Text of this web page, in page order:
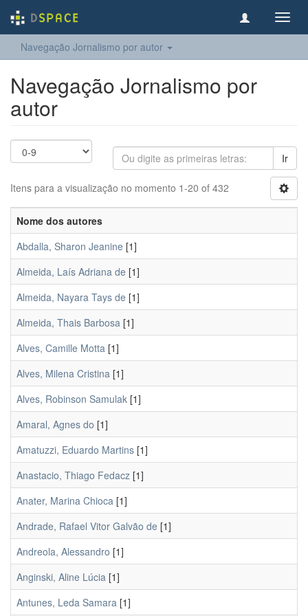
Navegação Jornalismo por autor
Navegação Jornalismo por
autor
Ir
Itens para a visualização no momento 1-20 of 432
Nome dos autores
Abdalla, Sharon Jeanine [1]
Almeida, Laís Adriana de [1]
Almeida, Nayara Tays de [1]
Almeida, Thais Barbosa [1]
Alves, Camille Motta [1]
Alves, Milena Cristina [1]
Alves, Robinson Samulak [1]
Amaral, Agnes do [1]
Amatuzzi, Eduardo Martins [1]
Anastacio, Thiago Fedacz [1]
Anater, Marina Chioca [1]
Andrade, Rafael Vitor Galvão de [1]
Andreola, Alessandro [1]
Anginski, Aline Lúcia [1]
Antunes, Leda Samara [1]